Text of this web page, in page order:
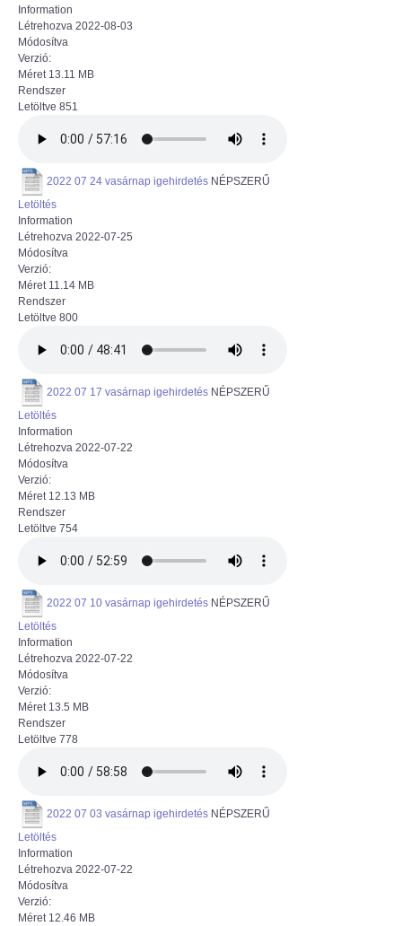
Information
Létrehozva 2022-08-03
Módosítva
Verzió:
Méret 13.11 MB
Rendszer
Letöltve 851
2022 07 24 vasárnap igehirdetés NÉPSZERŰ
Letöltés
Information
Létrehozva 2022-07-25
Módosítva
Verzió:
Méret 11.14 MB
Rendszer
Letöltve 800
2022 07 17 vasárnap igehirdetés NÉPSZERŰ
Letöltés
Information
Létrehozva 2022-07-22
Módosítva
Verzió:
Méret 12.13 MB
Rendszer
Letöltve 754
2022 07 10 vasárnap igehirdetés NÉPSZERŰ
Letöltés
Information
Létrehozva 2022-07-22
Módosítva
Verzió:
Méret 13.5 MB
Rendszer
Letöltve 778
2022 07 03 vasárnap igehirdetés NÉPSZERŰ
Letöltés
Information
Létrehozva 2022-07-22
Módosítva
Verzió:
Méret 12.46 MB